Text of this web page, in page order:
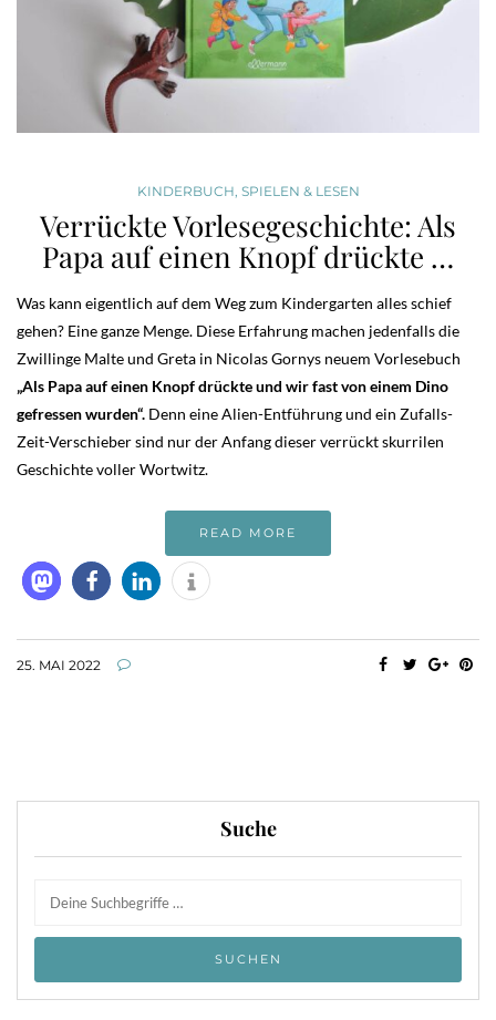
KINDERBUCH, SPIELEN & LESEN
Verrückte Vorlesegeschichte: Als
Papa auf einen Knopf drückte …
Was kann eigentlich auf dem Weg zum Kindergarten alles schief
gehen? Eine ganze Menge. Diese Erfahrung machen jedenfalls die
Zwillinge Malte und Greta in Nicolas Gornys neuem Vorlesebuch
„Als Papa auf einen Knopf drückte und wir fast von einem Dino
gefressen wurden“. Denn eine Alien-Entführung und ein Zufalls-
Zeit-Verschieber sind nur der Anfang dieser verrückt skurrilen
Geschichte voller Wortwitz.
READ MORE
25. MAI 2022
Suche